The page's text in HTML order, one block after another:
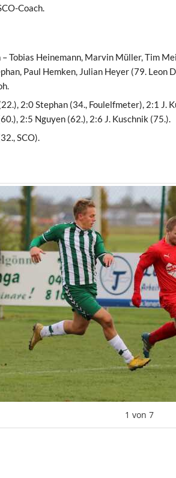
Coach.
Tobias Heinemann, Marvin Müller, Tim
Paul Hemken, Julian Heyer (79. Leon
2:0 Stephan (34., Foulelfmeter), 2:1 J.
2:5 Nguyen (62.), 2:6 J. Kuschnik (75.).
SCO).
1 von 7